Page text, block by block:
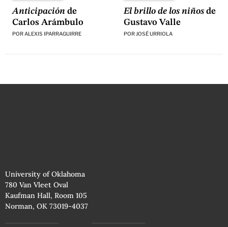
Anticipaciónde
Carlos Arámbulo
PORALEXIS IPARRAGUIRRE
El brillo de los niñosde
Gustavo Valle
POR JOSÉ URRIOLA
University of Oklahoma
780 Van Vleet Oval
Kaufman Hall, Room 105
Norman, OK 73019-4037